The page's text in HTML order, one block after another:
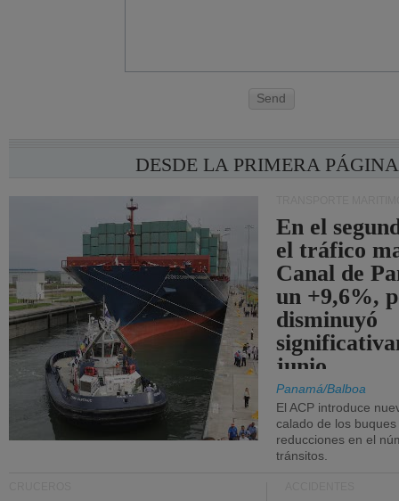
Send
DESDE LA PRIMERA PÁGINA
En el
el tráfico
Canal de
un +9,6%,
disminuyó
junio.
Panamá/Balboa
El ACP introduce
calado de los
reducciones en el
tránsitos.